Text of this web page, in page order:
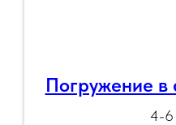
Погружение в
4-6